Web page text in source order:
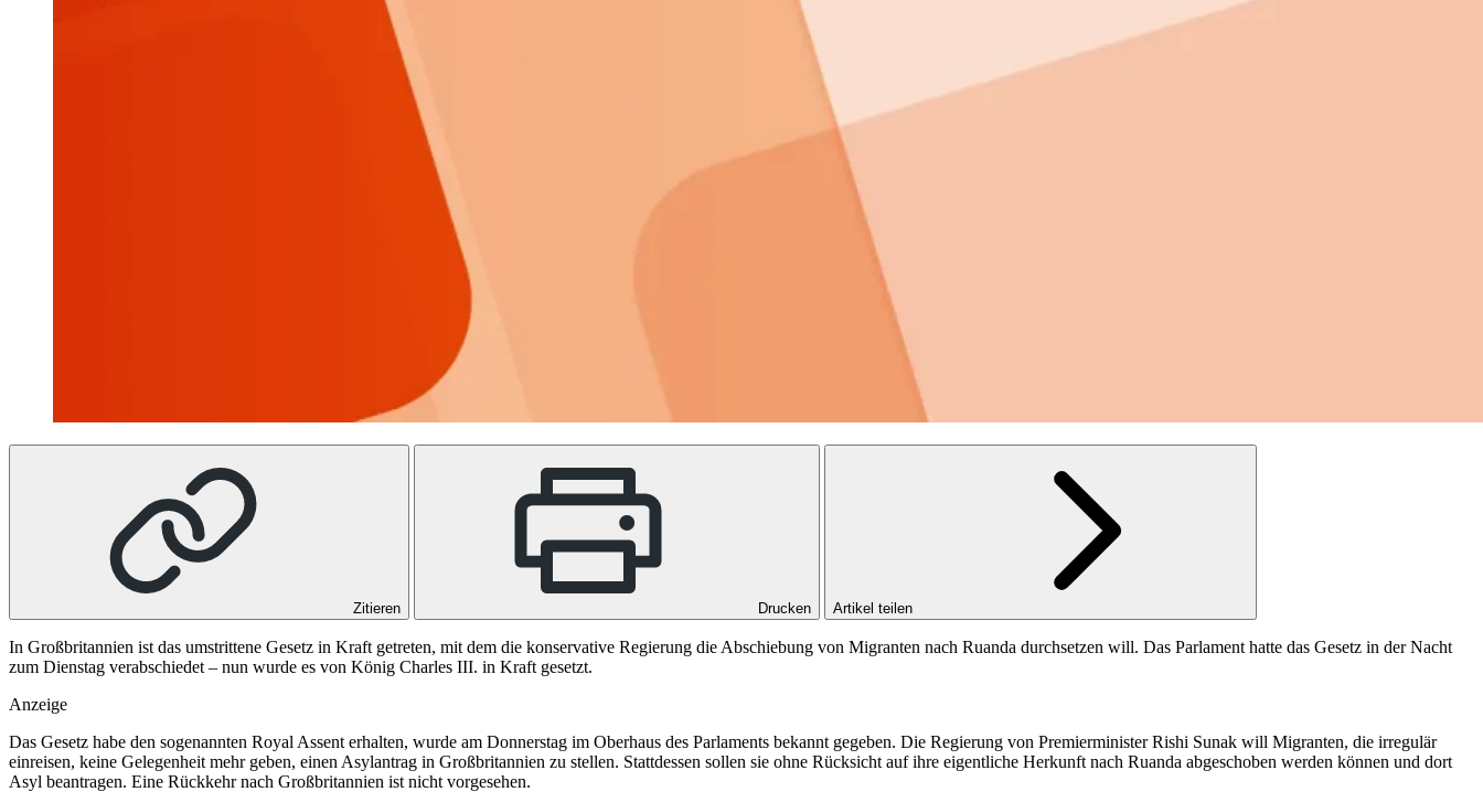
Zitieren Drucken Artikel teilen
In Großbritannien ist das umstrittene Gesetz in Kraft getreten, mit dem die konservative Regierung die Abschiebung von Migranten nach Ruanda durchsetzen will. Das Parlament hatte das Gesetz in der Nacht
zum Dienstag verabschiedet – nun wurde es von König Charles III. in Kraft gesetzt.
Anzeige
Das Gesetz habe den sogenannten Royal Assent erhalten, wurde am Donnerstag im Oberhaus des Parlaments bekannt gegeben. Die Regierung von Premierminister Rishi Sunak will Migranten, die irregulär
einreisen, keine Gelegenheit mehr geben, einen Asylantrag in Großbritannien zu stellen. Stattdessen sollen sie ohne Rücksicht auf ihre eigentliche Herkunft nach Ruanda abgeschoben werden können und dort
Asyl beantragen. Eine Rückkehr nach Großbritannien ist nicht vorgesehen.